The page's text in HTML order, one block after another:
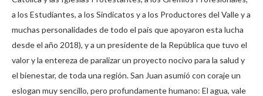
a los Estudiantes, a los Sindicatos y a los Productores del Valle y a
muchas personalidades de todo el país que apoyaron esta lucha
desde el año 2018), y a un presidente de la República que tuvo el
valor y la entereza de paralizar un proyecto nocivo para la salud y
el bienestar, de toda una región. San Juan asumió con coraje un
eslogan muy sencillo, pero profundamente humano: El agua, vale